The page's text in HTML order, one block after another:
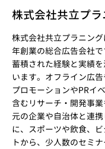
株式会社共立プ
株式会社共立プラニン
年創業の総合広告会社
蓄積された経験と実績
います。オフライン広
プロモーションやPRイ
含むリサーチ・開発事
元の企業や自治体と連
に、スポーツや飲食、
トから、少人数のセミ